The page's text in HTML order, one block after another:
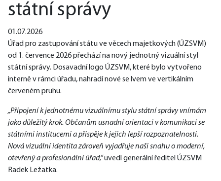
státní správy
01.07.2026
Úřad pro zastupování státu ve věcech majetkových (ÚZSVM)
od 1. července 2026 přechází na nový jednotný vizuální styl
státní správy. Dosavadní logo ÚZSVM, které bylo vytvořeno
interně v rámci úřadu, nahradí nové se lvem ve vertikálním
červeném pruhu.
„Připojení k jednotnému vizuálnímu stylu státní správy vnímám
jako důležitý krok. Občanům usnadní orientaci v komunikaci se
státními institucemi a přispěje k jejich lepší rozpoznatelnosti.
Nová vizuální identita zároveň vyjadřuje naši snahu o moderní,
otevřený a profesionální úřad,“ uvedl generální ředitel ÚZSVM
Radek Ležatka.